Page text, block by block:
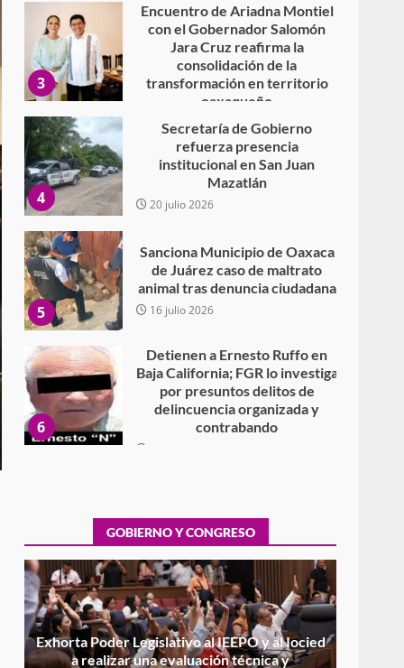
3
Encuentro de Ariadna Montiel
con el Gobernador Salomón
Jara Cruz reafirma la
consolidación de la
transformación en territorio
oaxaqueño
30 julio 2026
4
Secretaría de Gobierno
refuerza presencia
institucional en San Juan
Mazatlán
20 julio 2026
5
Sanciona Municipio de Oaxaca
de Juárez caso de maltrato
animal tras denuncia ciudadana
16 julio 2026
6
Detienen a Ernesto Ruffo en
Baja California; FGR lo investiga
por presuntos delitos de
delincuencia organizada y
contrabando
7
26 junio 2026
1
Exhorta Poder Legislativo al
IEEPO y al Iocied a realizar una
evaluación técnica y
estructural integral de las
instalaciones de la Escuela
GOBIERNO Y CONGRESO